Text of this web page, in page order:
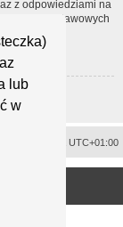
lub
w
z odpowiedziami na
wiele podstawowych
UTC+01:00